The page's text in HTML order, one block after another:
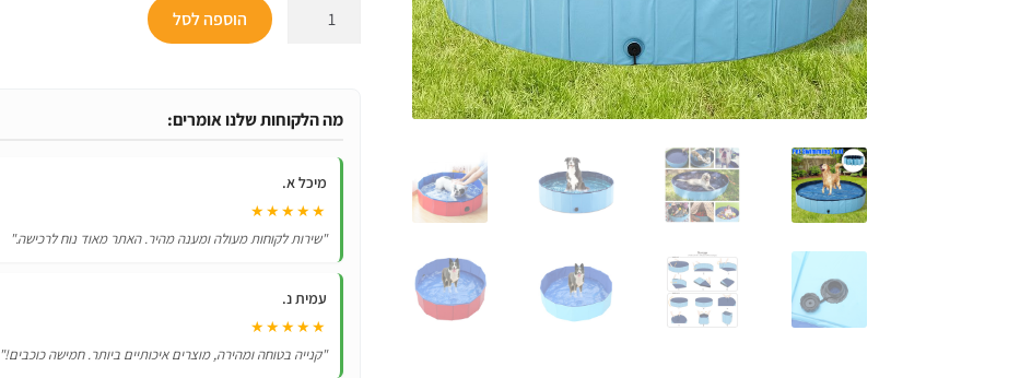
לכלבים
הוספה לסל
מה הלקוחות שלנו אומרים:
מיכל א.
★★★★★
"שירות לקוחות מעולה ומענה מהיר. האתר מאוד נוח לרכישה."
עמית נ.
★★★★★
"קנייה בטוחה ומהירה, מוצרים איכותיים ביותר. חמישה כוכבים!"